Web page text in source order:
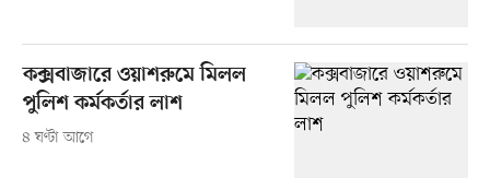
কক্সবাজারে ওয়াশরুমে মিলল
পুলিশ কর্মকর্তার লাশ
৪ ঘণ্টা আগে